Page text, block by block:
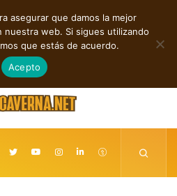
independientes por descubrir
agosto 7, 2026
asegurar que damos la mejor
nuestra web. Si sigues utilizando
que estás de acuerdo.
Acepto